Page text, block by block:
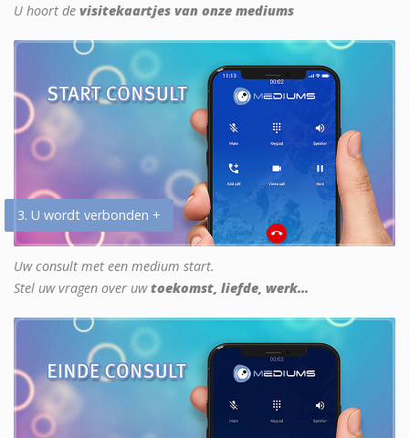
U hoort de visitekaartjes van onze mediums
3. U wordt verbonden +
Uw consult met een medium start.
Stel uw vragen over uwtoekomst, liefde, werk...